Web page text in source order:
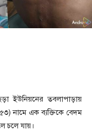
ইউনিয়নের তবলাপাড়ায়
নামে এক ব্যক্তিকে বেদম
চলে যায়।